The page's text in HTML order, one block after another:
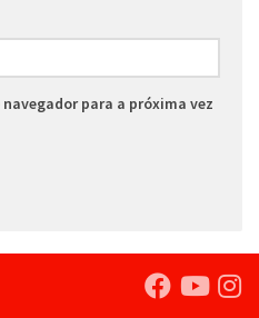
para a próxima vez